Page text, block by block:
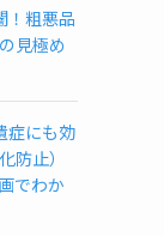
！粗悪品
見極め
症にも効
防止）
でわか